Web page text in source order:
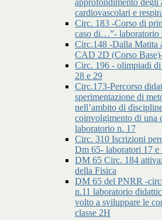
approfondimento degli
cardiovascolari e
Circ. 183 -Corso di
caso di…”- laboratorio
Circ.148 -Dalla Matita
CAD 2D (Corso
Circ. 196 - olimpiadi di
28 e 29
Circ.173-Percorso
sperimentazione di
nell’ambito di
coinvolgimento di una
laboratorio n. 17
Circ. 310 Iscrizioni
Dm 65- laboratori 17 e
DM 65 Circ. 184
della Fisica
DM 65 del PNRR -
n.11 laboratorio
volto a sviluppare le
classe 2H